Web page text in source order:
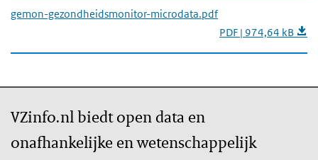
gemon-gezondheidsmonitor-microdata.pdf
PDF | 974,64 kB
VZinfo.nl biedt open data en
onafhankelijke en wetenschappelijk